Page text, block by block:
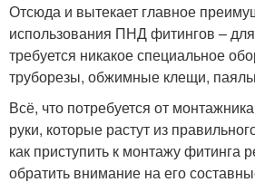
Отсюда и вытекает главное
использования ПНД фитингов –
требуется никакое специальное
труборезы, обжимные клещи,
Всё, что потребуется от
руки, которые растут из
как приступить к монтажу фитинга
обратить внимание на его